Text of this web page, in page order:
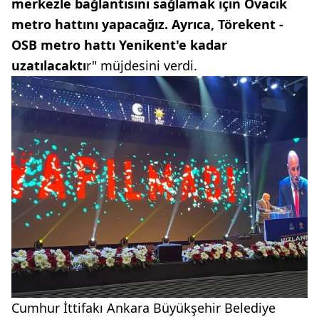
merkezle bağlantısını sağlamak için Ovacık
metro hattını yapacağız. Ayrıca, Törekent -
OSB metro hattı Yenikent'e kadar
uzatılacaktır" müjdesini verdi.
Cumhur İttifakı Ankara Büyükşehir Belediye